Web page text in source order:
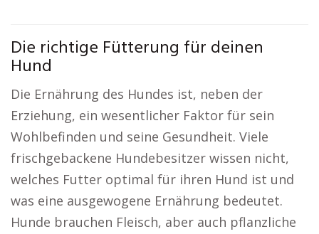
Die richtige Fütterung für deinen
Hund
Die Ernährung des Hundes ist, neben der
Erziehung, ein wesentlicher Faktor für sein
Wohlbefinden und seine Gesundheit. Viele
frischgebackene Hundebesitzer wissen nicht,
welches Futter optimal für ihren Hund ist und
was eine ausgewogene Ernährung bedeutet.
Hunde brauchen Fleisch, aber auch pflanzliche